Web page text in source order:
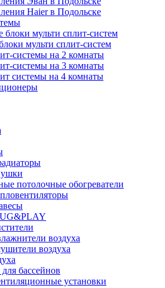
Haier в Подольске
блоки мульти сплит-систем
мульти сплит-систем
системы на 2 комнаты
системы на 3 комнаты
системы на 4 комнаты
потолочные обогреватели
воздуха
воздуха
бассейнов
установки